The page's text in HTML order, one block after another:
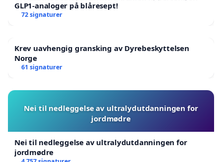
GLP1-analoger på blåresept!
72 signaturer
Krev uavhengig gransking av Dyrebeskyttelsen
Norge
61 signaturer
Nei til nedleggelse av ultralydutdanningen for
jordmødre
Nei til nedleggelse av ultralydutdanningen for
jordmødre